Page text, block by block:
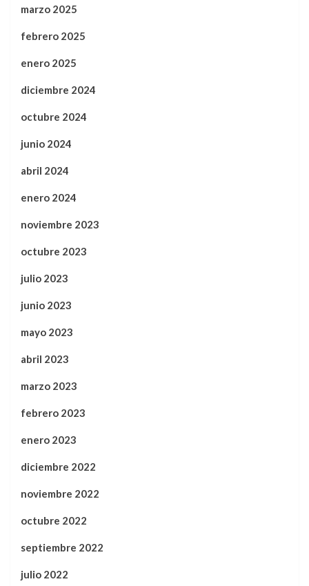
marzo 2025
febrero 2025
enero 2025
diciembre 2024
octubre 2024
junio 2024
abril 2024
enero 2024
noviembre 2023
octubre 2023
julio 2023
junio 2023
mayo 2023
abril 2023
marzo 2023
febrero 2023
enero 2023
diciembre 2022
noviembre 2022
octubre 2022
septiembre 2022
julio 2022